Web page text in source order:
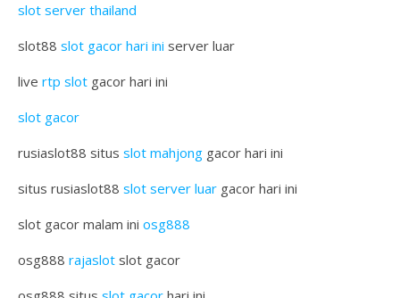
slot server thailand
slot88 slot gacor hari ini server luar
live rtp slot gacor hari ini
slot gacor
rusiaslot88 situs slot mahjong gacor hari ini
situs rusiaslot88 slot server luar gacor hari ini
slot gacor malam ini osg888
osg888 rajaslot slot gacor